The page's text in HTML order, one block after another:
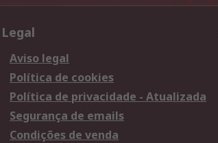
Legal
Aviso legal
Política de cookies
Política de privacidade - Atualizada
Segurança de emails
Condições de venda